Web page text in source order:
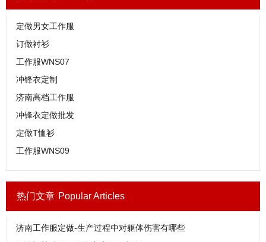
定做男女工作服
订做衬衫
工作服WNS07
冲锋衣定制
济南高档工作服
冲锋衣定做批发
定做T恤衫
工作服WNS09
热门文章 Popular Articles
济南工作服定做-生产过程中对躯体伤害有哪些